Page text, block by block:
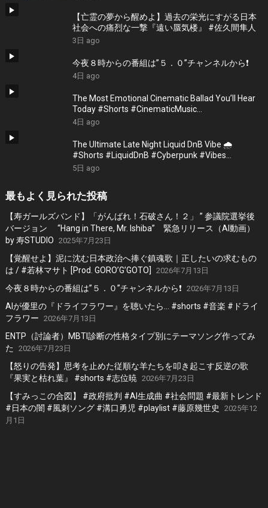
【亡霊の夢から醒めよ】過去の栄光にすがる日本
社会への痛烈な一撃『遠い蜃気楼』 #佐久間隼人
3日 ago
今夜８時からの番組は”５．０”チャンネルから❗️
4日 ago
The Most Emotional Cinematic Ballad You’ll Hear
Today #Shorts #CinematicMusic
#EmotionalVibes #Piano
4日 ago
The Ultimate Late Night Liquid DnB Vibe 🌧️
#Shorts #LiquidDnB #Cyberpunk #Vibes
#ElectronicMusic
5日 ago
最もよく見られた投稿
【寿ガールズバンド】「がんばれ！石破さん！２」 ” 参議院選挙後
バージョン “Hang in There, Mr. Ishiba” 緊急リリース（AI動画）
by 寿STUDIO 2025年7月23日
【覚醒せよ】泥に沈む日本政治へ捧ぐ鎮魂歌｜正したいの求むもの
は / #若林マサト [Prod. GORO’G’GOTO]
2026年7月13日
今夜８時からの番組は”５．０”チャンネルから❗️ 2026年7月13日
AIが優里の『ドライフラワー』を聴いたら… #shorts #音楽 #ドライ
フラワー 2026年7月13日
ENTP（討論者）MBTI診断の性格タイプ別にテーマソング作ってみ
た
2026年7月23日
【怒りの告発】思考を止めた従順な羊たちを叩き起こす反逆の歌
『果実と枯れ葉』 #shorts #志位暁 2026年7月23日
【すみっこの合図】 #政府批判 #AI生成曲 #社会問題 #最新トレンド
#日本の闇 #風刺ソング #溝口勇児 #playlist #藤原幾世史
2025年12
月1日